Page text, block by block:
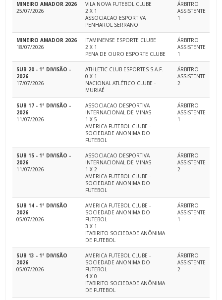
MINEIRO AMADOR 2026
25/07/2026
VILA NOVA FUTEBOL CLUBE
2 X 1
ASSOCIACAO ESPORTIVA
PENHAROL SERRANO
ÁRBITRO
ASSISTENTE
1
MINEIRO AMADOR 2026
18/07/2026
ITAMINENSE ESPORTE CLUBE
2 X 1
PENA DE OURO ESPORTE CLUBE
ÁRBITRO
ASSISTENTE
1
SUB 20 - 1ª DIVISÃO -
2026
17/07/2026
ATHLETIC CLUB ESPORTES S.A.F.
0 X 1
NACIONAL ATLÉTICO CLUBE -
MURIAÉ
ÁRBITRO
ASSISTENTE
2
SUB 17 - 1ª DIVISÃO -
2026
11/07/2026
ASSOCIACAO DESPORTIVA
INTERNACIONAL DE MINAS
1 X 5
AMERICA FUTEBOL CLUBE -
SOCIEDADE ANONIMA DO
FUTEBOL
ÁRBITRO
ASSISTENTE
1
SUB 15 - 1ª DIVISÃO -
2026
11/07/2026
ASSOCIACAO DESPORTIVA
INTERNACIONAL DE MINAS
1 X 2
AMERICA FUTEBOL CLUBE -
SOCIEDADE ANONIMA DO
FUTEBOL
ÁRBITRO
ASSISTENTE
2
SUB 14 - 1ª DIVISÃO
2026
05/07/2026
AMERICA FUTEBOL CLUBE -
SOCIEDADE ANONIMA DO
FUTEBOL
3 X 1
ITABIRITO SOCIEDADE ANÔNIMA
DE FUTEBOL
ÁRBITRO
ASSISTENTE
1
SUB 13 - 1ª DIVISÃO
2026
05/07/2026
AMERICA FUTEBOL CLUBE -
SOCIEDADE ANONIMA DO
FUTEBOL
4 X 0
ITABIRITO SOCIEDADE ANÔNIMA
DE FUTEBOL
ÁRBITRO
ASSISTENTE
2